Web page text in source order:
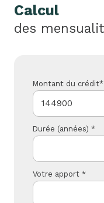
Calcul
des
Montant du crédit*
Durée (années) *
Votre apport *